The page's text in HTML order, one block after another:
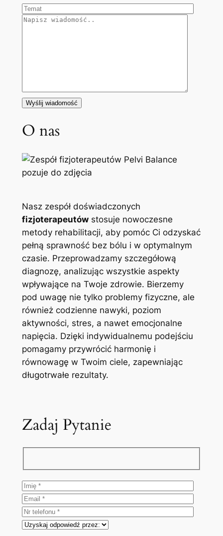
O nas
Nasz zespół doświadczonych
fizjoterapeutówstosuje nowoczesne
metody rehabilitacji, aby pomóc Ci odzyskać
pełną sprawność bez bólu i w optymalnym
czasie. Przeprowadzamy szczegółową
diagnozę, analizując wszystkie aspekty
wpływające na Twoje zdrowie. Bierzemy
pod uwagę nie tylko problemy fizyczne, ale
również codzienne nawyki, poziom
aktywności, stres, a nawet emocjonalne
napięcia. Dzięki indywidualnemu podejściu
pomagamy przywrócić harmonię i
równowagę w Twoim ciele, zapewniając
długotrwałe rezultaty.
Zadaj Pytanie